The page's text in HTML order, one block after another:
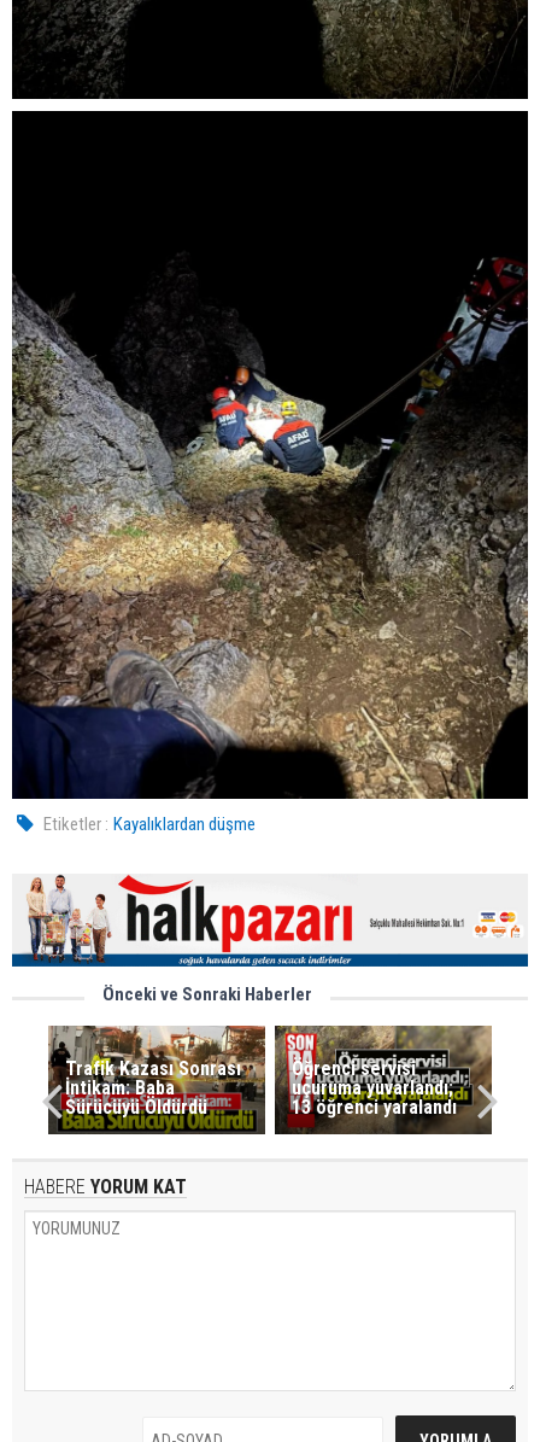
Etiketler : Kayalıklardan düşme
Önceki ve Sonraki Haberler
Trafik Kazası Sonrası
İntikam: Baba
Sürücüyü Öldürdü
Öğrenci servisi
uçuruma yuvarlandı;
13 öğrenci yaralandı
HABERE YORUM KAT